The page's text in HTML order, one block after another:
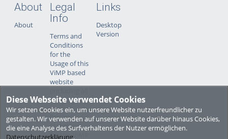
Diese Webseite verwendet Cookies
Wir setzen Cookies ein, um unsere Website nutzerfreundlicher zu
gestalten. Wir verwenden auf unserer Website darüber hinaus Cookies,
die eine Analyse des Surfverhaltens der Nutzer ermöglichen.
Datenschutzerklärung.
About
About
Legal
Info
Terms and
Conditions
for the
Usage of this
ViMP based
website
sub-pages)
Privacy
Statement
for this ViMP
Links
Desktop
Version